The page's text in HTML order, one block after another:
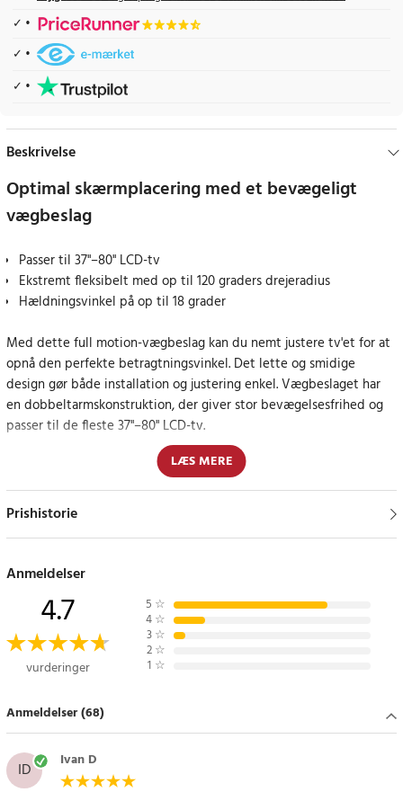
Beskrivelse
Optimal skærmplacering med et bevægeligt
vægbeslag
Passer til 37"–80" LCD-tv
Ekstremt fleksibelt med op til 120 graders drejeradius
Hældningsvinkel på op til 18 grader
Med dette full motion-vægbeslag kan du nemt justere tv'et for at
opnå den perfekte betragtningsvinkel. Det lette og smidige
design gør både installation og justering enkel. Vægbeslaget har
en dobbeltarmskonstruktion, der giver stor bevægelsesfrihed og
passer til de fleste 37"–80" LCD-tv.
Robust og fleksibel konstruktion
Vægbeslaget har en drejeradius på op til 120 grader og en
mm til 355 mm, så det er nemt at finde den rette placering til
VESA-standard op til 600 × 400 mm.
Specifikationer
- Passer til 37"–80" LCD-tv
- VESA-kompatibel: op til 600 × 400 mm
- Afstand til væg: 67–355 mm
- Drejeradius: op til 120 grader
- Hældningsvinkel: op til 18 grader
LÆS MERE
Prishistorie
Anmeldelser
4.7
vurderinger
5 ☆
4 ☆
3 ☆
2 ☆
1 ☆
Anmeldelser (68)
ID Ivan D